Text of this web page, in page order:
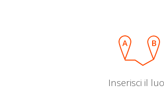
Inserisci il